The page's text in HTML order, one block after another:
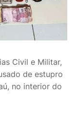
Civil e Militar,
de estupro
no interior do